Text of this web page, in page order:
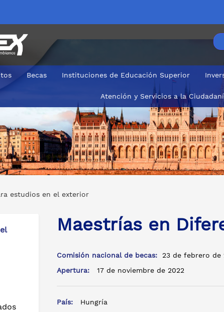
Becas Instituciones de Educación Superior
Atención y Servicios a la
estudios en el exterior
Maestrías en
Comisión nacional de becas: 23 de febrero de
Apertura:
17 de noviembre de 2022
País:
Hungría